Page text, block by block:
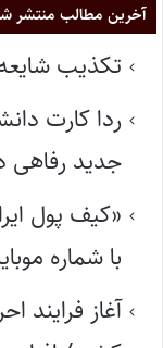
آخرین مطالب منتشر
تکذیب
ردا کارت
جدید رفاهی
«کیف پول
با شماره
آغاز فرایند